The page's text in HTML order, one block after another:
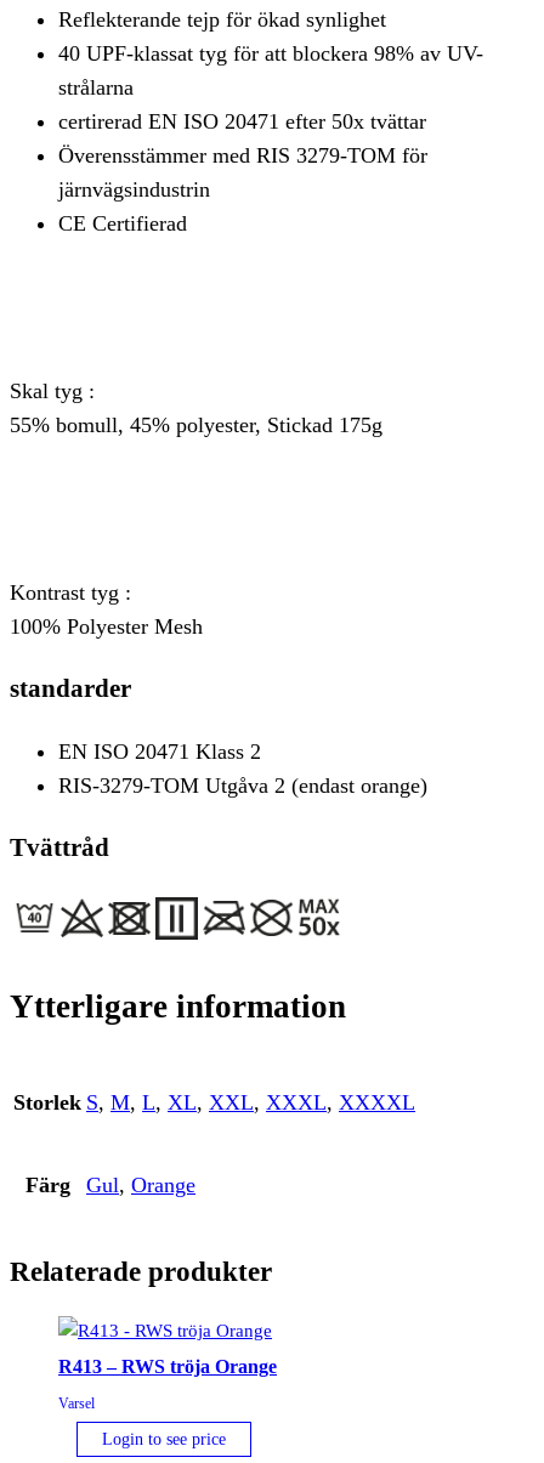
Reflekterande tejp för ökad synlighet
40 UPF-klassat tyg för att blockera 98% av UV-
strålarna
certirerad EN ISO 20471 efter 50x tvättar
Överensstämmer med RIS 3279-TOM för
järnvägsindustrin
CE Certifierad
Skal tyg :
55% bomull, 45% polyester, Stickad 175g
Kontrast tyg :
100% Polyester Mesh
standarder
EN ISO 20471 Klass 2
RIS-3279-TOM Utgåva 2 (endast orange)
Tvättråd
Ytterligare information
Storlek S, M, L, XL, XXL, XXXL, XXXXL
Färg Gul, Orange
Relaterade produkter
R413 – RWS tröja Orange
Varsel
Login to see price